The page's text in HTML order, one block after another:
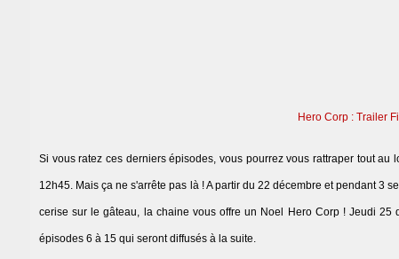
Hero Corp : Trailer
Si vous ratez ces derniers épisodes, vous pourrez vous rattraper tout
12h45. Mais ça ne s'arrête pas là ! A partir du 22 décembre et pendant 3
cerise sur le gâteau, la chaine vous offre un Noel Hero Corp ! Jeudi
épisodes 6 à 15 qui seront diffusés à la suite.